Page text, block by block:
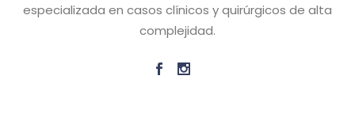
especializada en casos clínicos y quirúrgicos de alta
complejidad.